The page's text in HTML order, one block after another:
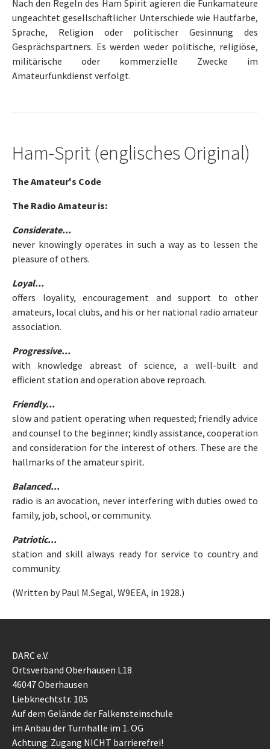
Nach den Regeln des Ham Spirit agieren die Funkamateure
ungeachtet gesellschaftlicher Unterschiede wie Hautfarbe,
Sprache, Religion oder politischer Gesinnung des
Gesprächspartners. Es werden weder politische, religiöse,
militärische oder kommerzielle Zwecke im
Amateurfunkdienst verfolgt.
Ham-Sprit (englisches Original)
The Amateur's Code
The Radio Amateur is:
Considerate...
never knowingly operates in such a way as to lessen the
pleasure of others.
Loyal...
offers loyality, encouragement and support to other
amateurs, local clubs, and his or her national radio amateur
association.
Progressive...
with knowledge abreast of science, a well-built and
efficient station and operation above reproach.
Friendly...
slow and patient operating when requested; friendly advice
and counsel to the beginner; kindly assistance, cooperation
and consideration for the interest of others. These are the
hallmarks of the amateur spirit.
Balanced...
radio is an avocation, never interfering with duties owed to
family, job, school, or community.
Patriotic...
station and skill always ready for service to country and
community.
(Written by Paul M.Segal, W9EEA, in 1928.)
DARC e.V.
Ortsverband Oberhausen L18
46047 Oberhausen
Liebknechtstr. 105
Auf dem Gelände der Falkensteinschule
im Anbau der Turnhalle im 1. OG
Achtung: Zugang NICHT barrierefrei!